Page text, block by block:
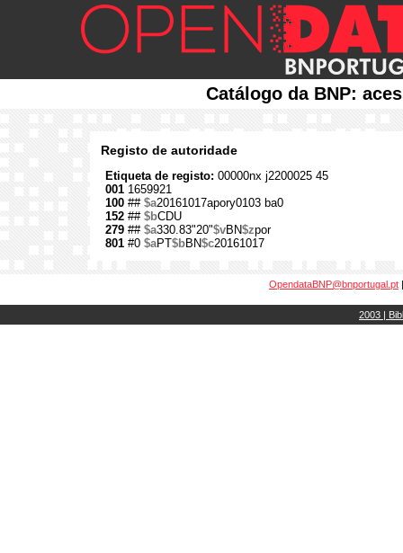
Catálogo da BNP:
Registo de autoridade
Etiqueta de registo: 00000nx j2200025 45
001 1659921
100 ## $a20161017apory0103 ba0
152 ## $bCDU
279 ## $a330.83"20"$vBN$zpor
801 #0 $aPT$bBN$c20161017
OpendataBNP@bnportugal.pt
2003 |